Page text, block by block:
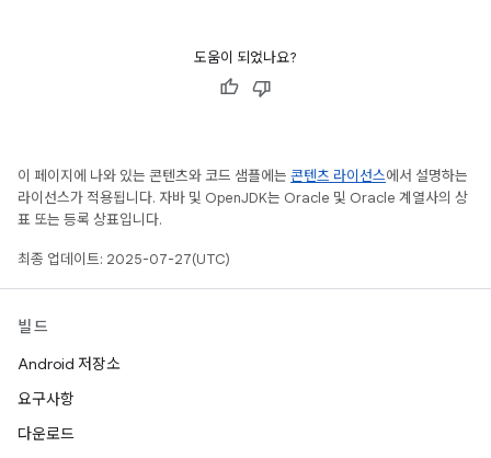
도움이 되었나요?
이 페이지에 나와 있는 콘텐츠와 코드 샘플에는 콘텐츠 라이선스에서 설명하는
라이선스가 적용됩니다. 자바 및 OpenJDK는 Oracle 및 Oracle 계열사의 상
표 또는 등록 상표입니다.
최종 업데이트: 2025-07-27(UTC)
빌드
Android 저장소
요구사항
다운로드